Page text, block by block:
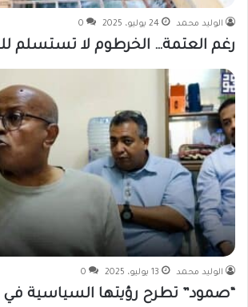
الوليد محمد 24 يوليو، 2025 0
رغم العتمة… الخرطوم لا
الوليد محمد 13 يوليو، 2025 0
“صمود” تطرح رؤيتها السياسية في